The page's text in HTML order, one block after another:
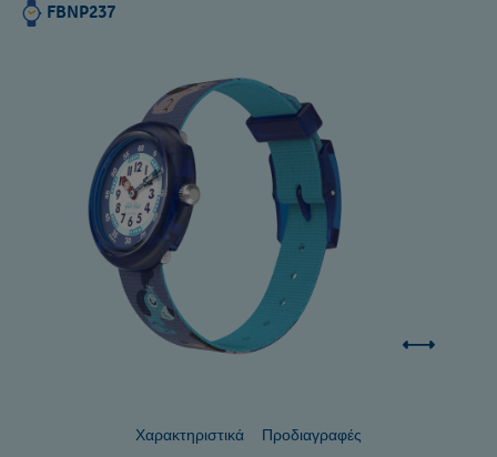
FBNP237
Χαρακτηριστικά Προδιαγραφές